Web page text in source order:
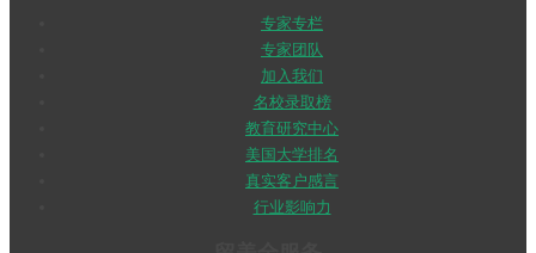
专家专栏
专家团队
加入我们
名校录取榜
教育研究中心
美国大学排名
真实客户感言
行业影响力